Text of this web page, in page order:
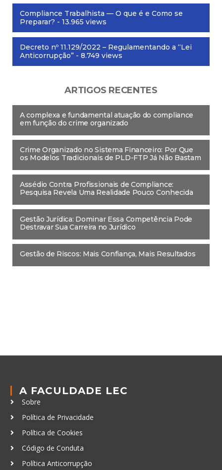
Compliance Trabalhista — O que é e Como se
Preparar? - 13.965 views
Decreto nº 11.129/2022 – Regulamentando a “Lei
Anticorrupção” - 8.749 views
ARTIGOS RECENTES
A complexa e fundamental atuação do compliance
em função do crime organizado
Crime Organizado no Sistema Financeiro: Por Que
os Modelos Tradicionais de PLD-FTP Já Não Bastam
Assédio Contra Profissionais de Compliance:
Pesquisa Revela Uma Realidade Pouco Conhecida
Gestão Jurídica: Dominar Essa Competência Pode
Destravar Sua Carreira no Jurídico
Gestão de Riscos: Mais Confiança, Mais Resultados
A FACULDADE LEC
Sobre
Política de Privacidade
Política de Cookies
Código de Conduta
Política Anticorrupção